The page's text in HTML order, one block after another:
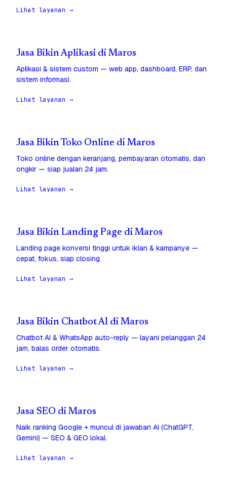
Lihat layanan →
Jasa Bikin Aplikasi di Maros
Aplikasi & sistem custom — web app, dashboard, ERP, dan
sistem informasi.
Lihat layanan →
Jasa Bikin Toko Online di Maros
Toko online dengan keranjang, pembayaran otomatis, dan
ongkir — siap jualan 24 jam.
Lihat layanan →
Jasa Bikin Landing Page di Maros
Landing page konversi tinggi untuk iklan & kampanye —
cepat, fokus, siap closing.
Lihat layanan →
Jasa Bikin Chatbot AI di Maros
Chatbot AI & WhatsApp auto-reply — layani pelanggan 24
jam, balas order otomatis.
Lihat layanan →
Jasa SEO di Maros
Naik ranking Google + muncul di jawaban AI (ChatGPT,
Gemini) — SEO & GEO lokal.
Lihat layanan →